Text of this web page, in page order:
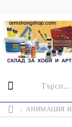
АНИМАЦИЯ